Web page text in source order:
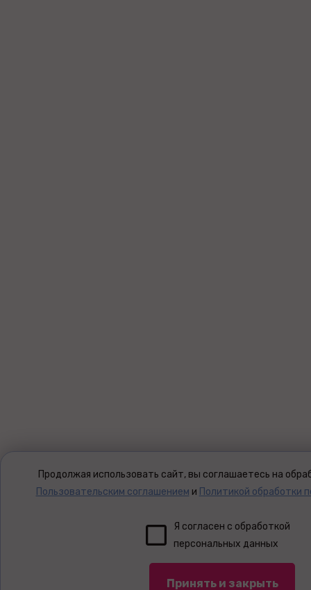
Продолжая использовать сайт, вы соглашаетесь на
Пользовательским соглашением и Политикой обработки
Я согласен с обработкой
персональных данных
Принять и закрыть